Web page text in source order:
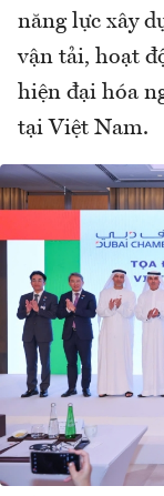
năng lực xây
vận tải, hoạt
hiện đại hóa
tại Việt Nam.